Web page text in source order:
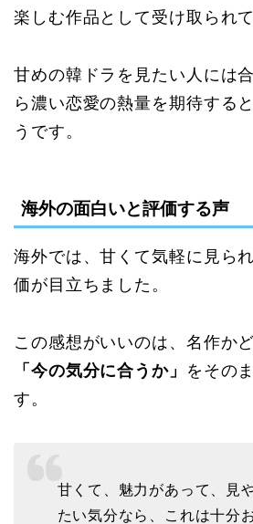
楽しむ作品として受け取られ
甘めの韓ドラを見たい人には
ら濃い恋愛の熱量を期待する
うです。
海外の面白いと評価する声
海外では、甘くて気軽に見ら
価が目立ちました。
この感想がいいのは、名作か
「今の気分に合うか」
をその
す。
甘くて、魅力があって、見
たい気分なら、これは十分